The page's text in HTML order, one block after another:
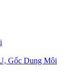
Gốc Dung Môi